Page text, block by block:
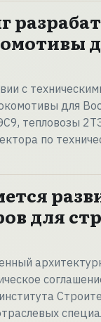
с
для
тепловозы
по
для